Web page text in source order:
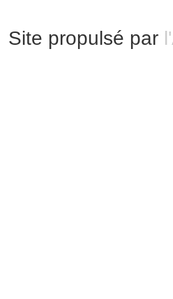
Site propulsé par